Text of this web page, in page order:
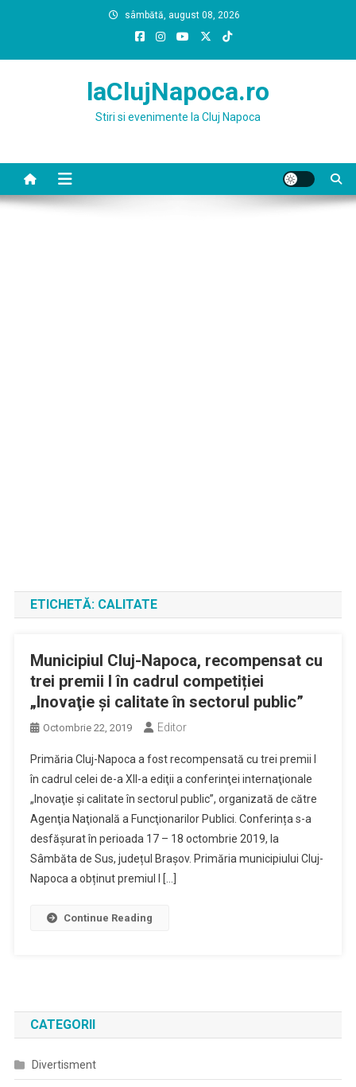
sâmbătă, august 08, 2026
laClujNapoca.ro
Stiri si evenimente la Cluj Napoca
ETICHETĂ: CALITATE
Municipiul Cluj-Napoca, recompensat cu
trei premii I în cadrul competiției
„Inovaţie şi calitate în sectorul public”
Octombrie 22, 2019 Editor
Primăria Cluj-Napoca a fost recompensată cu trei premii I
în cadrul celei de-a XII-a ediţii a conferinţei internaţionale
„Inovaţie şi calitate în sectorul public”, organizată de către
Agenţia Naţională a Funcţionarilor Publici. Conferința s-a
desfășurat în perioada 17 – 18 octombrie 2019, la
Sâmbăta de Sus, județul Brașov. Primăria municipiului Cluj-
Napoca a obținut premiul I […]
Continue Reading
CATEGORII
Divertisment